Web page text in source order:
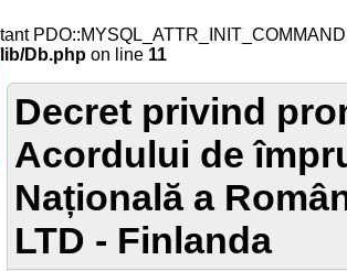
Db.php on line 11
Decret privind
Acordului de
Națională a
LTD - Finlanda